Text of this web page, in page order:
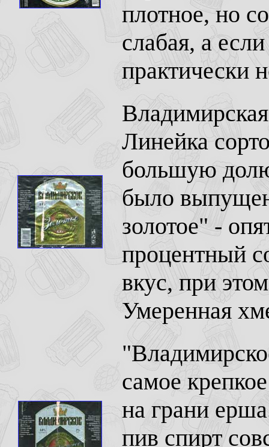
плотное, но
слабая, а
практически
Линейка
большую
было
золотое" -
процентный
вкус, при
Умеренная
самое
на грани
пив спирт